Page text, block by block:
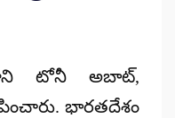
టోనీ అబాట్,
భారతదేశం